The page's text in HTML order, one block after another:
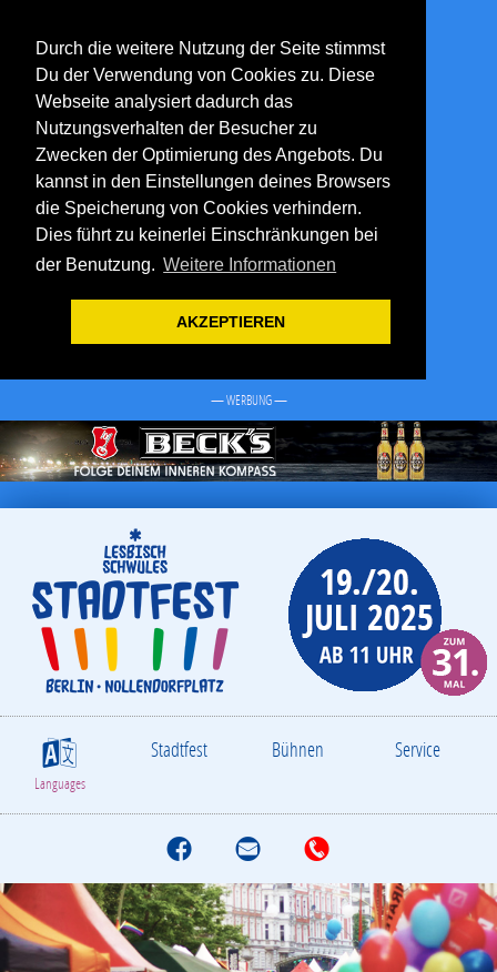
Durch die weitere Nutzung der Seite stimmst
Du der Verwendung von Cookies zu. Diese
Webseite analysiert dadurch das
Nutzungsverhalten der Besucher zu
Zwecken der Optimierung des Angebots. Du
kannst in den Einstellungen deines Browsers
die Speicherung von Cookies verhindern.
Dies führt zu keinerlei Einschränkungen bei
der Benutzung. Weitere Informationen
AKZEPTIEREN
— WERBUNG —
S
Languages
Stadtfest Bühnen Service
f M T